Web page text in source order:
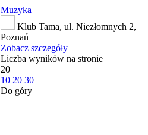
Muzyka
Klub Tama, ul. Niezłomnych 2,
Poznań
Zobacz szczegóły
Liczba wyników na stronie
20
10 20 30
Do góry